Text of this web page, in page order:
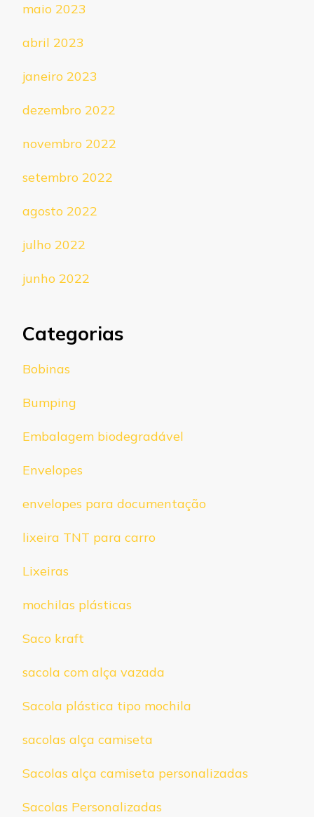
maio 2023
abril 2023
janeiro 2023
dezembro 2022
novembro 2022
setembro 2022
agosto 2022
julho 2022
junho 2022
Categorias
Bobinas
Bumping
Embalagem biodegradável
Envelopes
envelopes para documentação
lixeira TNT para carro
Lixeiras
mochilas plásticas
Saco kraft
sacola com alça vazada
Sacola plástica tipo mochila
sacolas alça camiseta
Sacolas alça camiseta personalizadas
Sacolas Personalizadas